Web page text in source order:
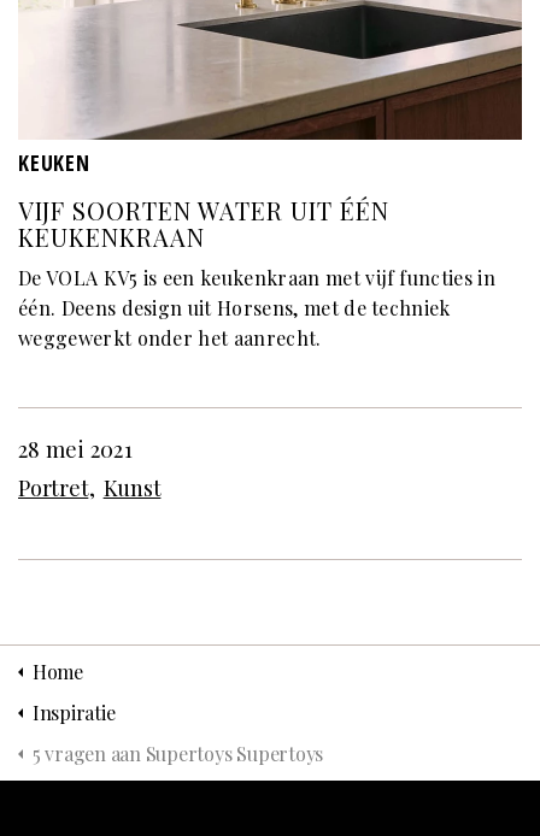
KEUKEN
VIJF SOORTEN WATER UIT ÉÉN
KEUKENKRAAN
De VOLA KV5 is een keukenkraan met vijf functies in
één. Deens design uit Horsens, met de techniek
weggewerkt onder het aanrecht.
28 mei 2021
Portret Kunst
Home
Inspiratie
5 vragen aan Supertoys Supertoys